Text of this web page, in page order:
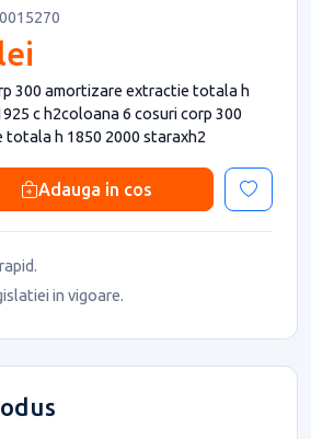
300 amortizare extractie totala h
c h2coloana 6 cosuri corp 300
h 1850 2000 staraxh2
Adauga in cos
in vigoare.